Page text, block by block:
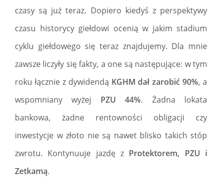
czasy są już teraz. Dopiero kiedyś z perspektywy
czasu historycy giełdowi ocenią w jakim stadium
cyklu giełdowego się teraz znajdujemy. Dla mnie
zawsze liczyły się fakty, a one są następujące: w tym
roku łącznie z dywidendą KGHM dał zarobić 90%, a
wspomniany wyżej PZU 44%. Żadna lokata
bankowa, żadne rentowności obligacji czy
inwestycje w złoto nie są nawet blisko takich stóp
zwrotu. Kontynuuje jazdę z Protektorem, PZU i
Zetkamą.